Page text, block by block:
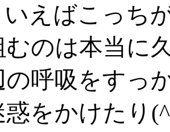
えばこっち
むのは本当に
の呼吸をすっ
惑をかけたり